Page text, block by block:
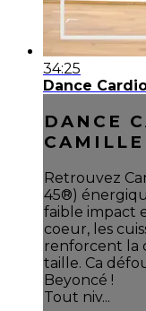
34:25
Dance
DANCE
Retrouvez
45®)
faible impact
coeur, les
renforcent la
taille. Ca
Beyoncé !
Tout niv...